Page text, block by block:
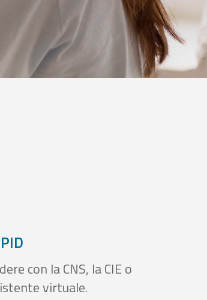
con la CNS, la CIE o
virtuale.